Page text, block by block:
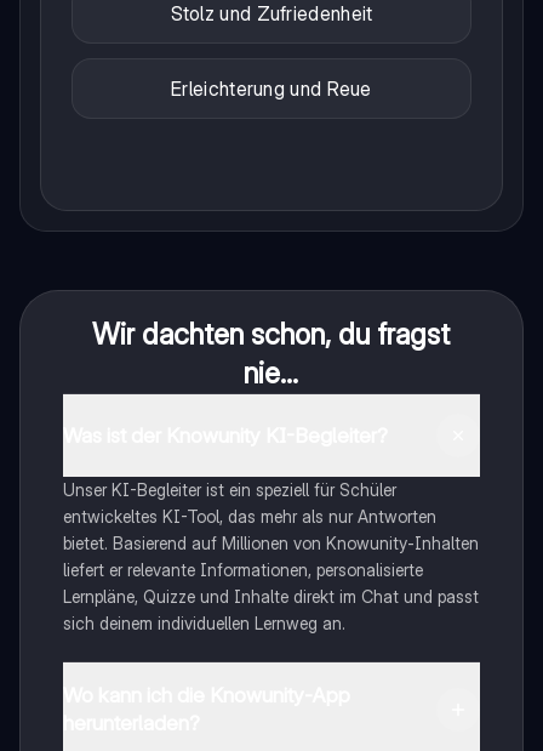
Stolz und Zufriedenheit
Erleichterung und Reue
Wir dachten schon, du fragst
nie...
Unser KI-Begleiter ist ein speziell für Schüler
entwickeltes KI-Tool, das mehr als nur Antworten
bietet. Basierend auf Millionen von Knowunity-Inhalten
liefert er relevante Informationen, personalisierte
Lernpläne, Quizze und Inhalte direkt im Chat und passt
sich deinem individuellen Lernweg an.